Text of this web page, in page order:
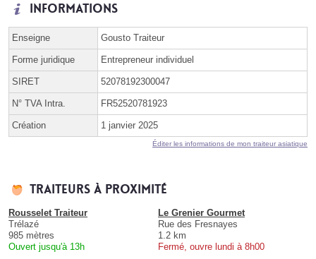
Informations
Enseigne Gousto Traiteur
Forme juridique Entrepreneur individuel
SIRET 52078192300047
N° TVA Intra. FR52520781923
Création 1 janvier 2025
Éditer les informations de mon traiteur asiatique
Traiteurs à proximité
Rousselet Traiteur
Trélazé
985 mètres
Ouvert jusqu'à 13h
Le Grenier Gourmet
Rue des Fresnayes
1.2 km
Fermé, ouvre lundi à 8h00